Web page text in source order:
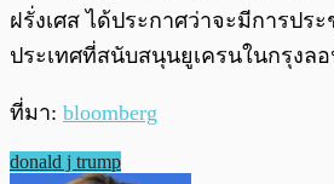
ฝรั่งเศส ได้ประกาศว่าจะมีการปร
ประเทศที่สนับสนุนยูเครนในกรุงล
ที่มา: bloomberg
donald j trump